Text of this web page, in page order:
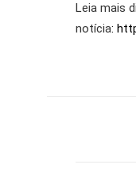
Leia mais
notícia: